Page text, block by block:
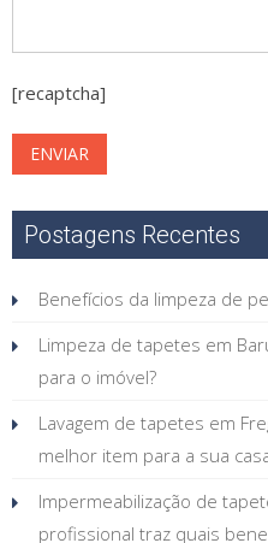
[recaptcha]
Postagens Recentes
Benefícios da limpeza de
Limpeza de tapetes em
para o imóvel?
Lavagem de tapetes em
melhor item para a sua
Impermeabilização de
profissional traz quais